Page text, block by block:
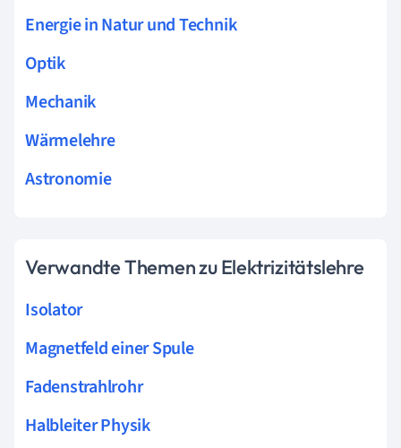
Energie in Natur und Technik
Optik
Mechanik
Wärmelehre
Astronomie
Verwandte Themen zu Elektrizitätslehre
Isolator
Magnetfeld einer Spule
Fadenstrahlrohr
Halbleiter Physik